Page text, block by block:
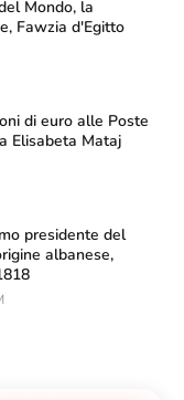
Mondo, la
Fawzia d'Egitto
di euro alle Poste
Elisabeta Mataj
presidente del
albanese,